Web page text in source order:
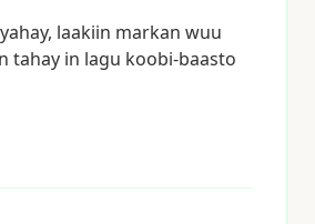
yahay, laakiin markan wuu
tahay in lagu koobi-baasto